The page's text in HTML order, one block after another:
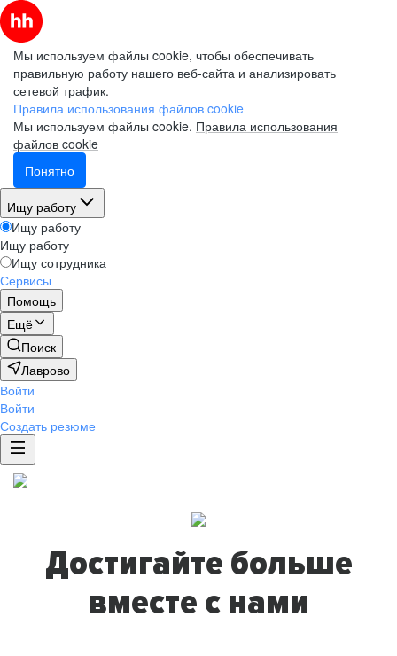
Мы используем файлы cookie, чтобы обеспечивать
правильную работу нашего веб-сайта и анализировать
сетевой трафик.
Правила использования файлов cookie
Мы используем файлы cookie. Правила использования
файлов cookie
Понятно
Ищу работу
Ищу работу
Ищу работу
Ищу сотрудника
Сервисы
Помощь
Ещё
Поиск
Лаврово
Войти
Войти
Создать резюме
Достигайте больше
вместе с нами